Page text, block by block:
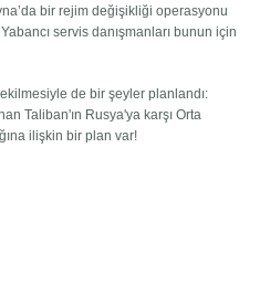
bir rejim değişikliği operasyonu
servis danışmanları bunun için
de bir şeyler planlandı:
Taliban'ın Rusya'ya karşı Orta
ilişkin bir plan var!